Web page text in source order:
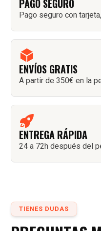
PAGO SEGURO
Pago seguro con
ENVÍOS GRATIS
A partir de 350€ en la
ENTREGA RÁPIDA
24 a 72h después del
TIENES DUDAS